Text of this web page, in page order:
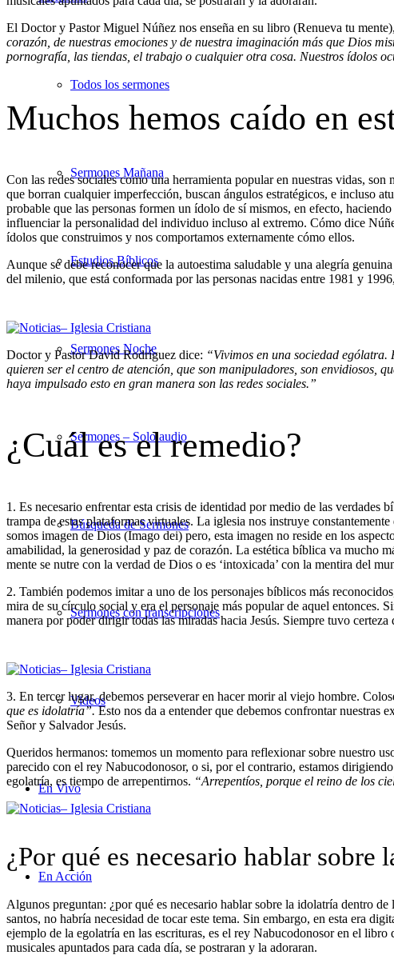
Todos los sermones
Sermones Mañana
Estudios Bíblicos
Sermones Noche
Sermones – Solo audio
Búsqueda de Sermones
Sermones con transcripciones
Videos
En Vivo
En Acción
El Doctor y Pastor Miguel Núñez nos enseña en su libro (Renueva tu
corazón, de nuestras emociones y de nuestra imaginación más que Dios
pornografía, las tiendas, el trabajo o cualquier otra cosa. Nuestros ídolos
Muchos hemos caído en
Con las redes sociales como una herramienta popular en nuestras vidas,
que borran cualquier imperfección, buscan ángulos estratégicos, e incluso
probable que las personas formen un ídolo de sí mismos, en efecto,
influenciar la personalidad del individuo incluso al extremo. Cómo dice
ídolos que construimos y nos comportamos externamente cómo ellos.
Aunque se debe reconocer que la autoestima saludable y una alegría
del milenio, que está conformada por las personas nacidas entre 1981 y
Doctor y Pastor David Rodríguez dice: “Vivimos en una sociedad ególatra.
quieren ser el centro de atención, que son manipuladores, son envidiosos,
haya impulsado esto en gran manera son las redes sociales.”
¿Cuál es el remedio?
1. Es necesario enfrentar esta crisis de identidad por medio de las verdades
trampa de estas plataformas virtuales. La iglesia nos instruye
somos imagen de Dios (Imago dei) pero, esta imagen no reside en los
amabilidad, la generosidad y paz de corazón. La estética bíblica va mucho
mente se nutre con la verdad de Dios o es ‘intoxicada’ con la mentira del
2. También podemos imitar a uno de los personajes bíblicos más
mira de su círculo social y era el personaje más popular de aquel entonces.
manera por poder dirigir todas las miradas hacia Jesús. Siempre tuvo
3. En tercer lugar, debemos perseverar en hacer morir al viejo hombre.
que es idolatría”.Esto nos da a entender que debemos confrontar nuestras
Señor y Salvador Jesús.
Queridos hermanos: tomemos un momento para reflexionar sobre nuestro
parecido con el rey Nabucodonosor, o si, por el contrario, estamos
egolatría, es tiempo de arrepentirnos. “Arrepentíos, porque el reino de los
¿Por qué es necesario hablar sobre
Algunos preguntan: ¿por qué es necesario hablar sobre la idolatría dentro
santos, no habría necesidad de tocar este tema. Sin embargo, en esta era
ejemplo de la egolatría en las escrituras, es el rey Nabucodonosor en el
musicales apuntados para cada día, se postraran y la adoraran.